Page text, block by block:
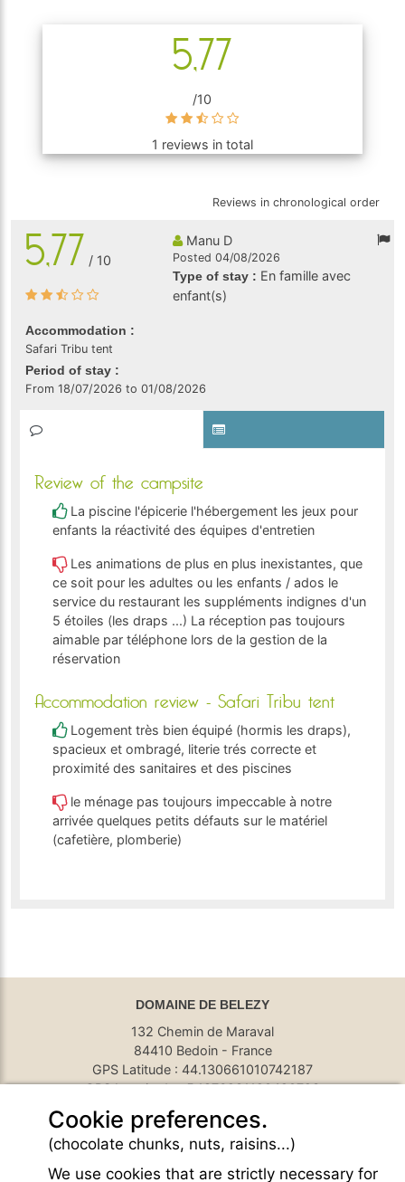
5,77
/10
1 reviews in total
Reviews in chronological order
5,77 / 10
Manu D
Posted 04/08/2026
Type of stay : En famille avec
enfant(s)
Accommodation :
Safari Tribu tent
Period of stay :
From 18/07/2026 to 01/08/2026
Review of the campsite
La piscine l'épicerie l'hébergement les jeux pour
enfants la réactivité des équipes d'entretien
Les animations de plus en plus inexistantes, que
ce soit pour les adultes ou les enfants / ados le
service du restaurant les suppléments indignes d'un
5 étoiles (les draps ...) La réception pas toujours
aimable par téléphone lors de la gestion de la
réservation
Accommodation review - Safari Tribu tent
Logement très bien équipé (hormis les draps),
spacieux et ombragé, literie trés correcte et
proximité des sanitaires et des piscines
le ménage pas toujours impeccable à notre
arrivée quelques petits défauts sur le matériel
(cafetière, plomberie)
DOMAINE DE BELEZY
132 Chemin de Maraval
84410 Bedoin - France
GPS Latitude : 44.130661010742187
GPS Longitude : 5.1876931190490723
belezy@libranoo.com
Tél : +33(0)4 90 65 60 18
France 4 Naturisme's newsletter
Ask a question
Cookie preferences.
(chocolate chunks, nuts, raisins...)
We use cookies that are strictly necessary for